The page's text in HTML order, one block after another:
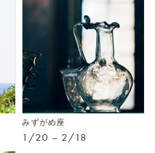
みずがめ座
1/20 – 2/18